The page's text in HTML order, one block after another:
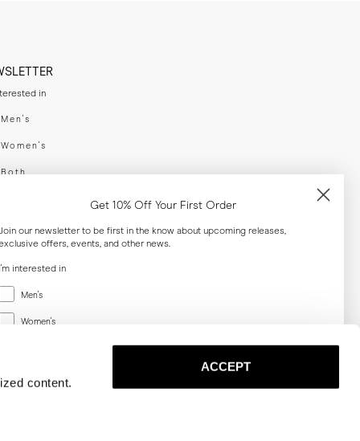
content.
ACCEPT
in
Men's
Women's
Both
your email adress
Get 10% Off Your First Order
our newsletter to be first in the know about upcoming releases,
offers, events, and other news.
I'm interested in
Men's
Women's